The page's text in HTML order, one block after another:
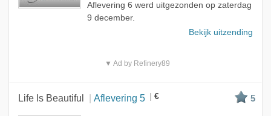
Aflevering 6 werd uitgezonden op zaterdag
9 december.
Bekijk uitzending
▼ Ad by Refinery89
Life Is Beautiful Aflevering 5 € 5